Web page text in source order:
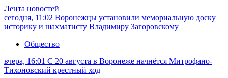
Лента новостей
сегодня, 11:02 Воронежцы установили мемориальную доску
историку и шахматисту Владимиру Загоровскому
Общество
вчера, 16:01 С 20 августа в Воронеже начнётся Митрофано-
Тихоновский крестный ход